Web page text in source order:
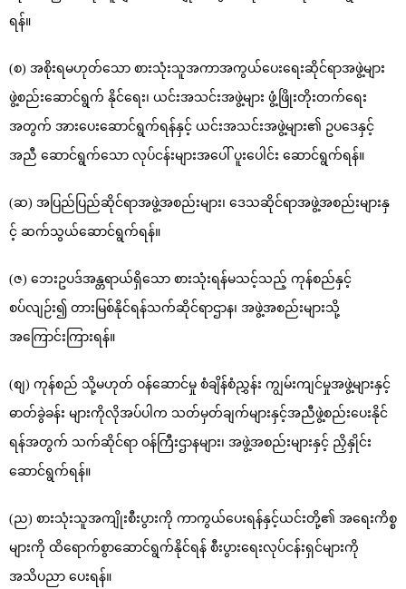
ရန်။
(စ) အစိုးရမဟုတ်သော စားသုံးသူအကာအကွယ်ပေးရေးဆိုင်ရာအဖွဲ့များ
ဖွဲ့စည်းဆောင်ရွက် နိုင်ရေး၊ ယင်းအသင်းအဖွဲ့များ ဖွံ့ဖြိုးတိုးတက်ရေး
အတွက် အားပေးဆောင်ရွက်ရန်နှင့် ယင်းအသင်းအဖွဲ့များ၏ ဥပဒေနှင့်
အညီ ဆောင်ရွက်သော လုပ်ငန်းများအပေါ် ပူးပေါင်း ဆောင်ရွက်ရန်။
(ဆ) အပြည်ပြည်ဆိုင်ရာအဖွဲ့အစည်းများ၊ ဒေသဆိုင်ရာအဖွဲ့အစည်းများနှ
င့် ဆက်သွယ်ဆောင်ရွက်ရန်။
(ဇ) ဘေးဥပဒ်အန္တရာယ်ရှိသော စားသုံးရန်မသင့်သည့် ကုန်စည်နှင့်
စပ်လျဉ်း၍ တားမြစ်နိုင်ရန်သက်ဆိုင်ရာဌာန၊ အဖွဲ့အစည်းများသို့
အကြောင်းကြားရန်။
(စျ) ကုန်စည် သို့မဟုတ် ဝန်ဆောင်မှု စံချိန်စံညွှန်း ကျွမ်းကျင်မှုအဖွဲ့များနှင့်
ဓာတ်ခွဲခန်း များကိုလိုအပ်ပါက သတ်မှတ်ချက်များနှင့်အညီဖွဲ့စည်းပေးနိုင်
ရန်အတွက် သက်ဆိုင်ရာ ဝန်ကြီးဌာနများ၊ အဖွဲ့အစည်းများနှင့် ညှိနှိုင်း
ဆောင်ရွက်ရန်။
(ည) စားသုံးသူအကျိုးစီးပွားကို ကာကွယ်ပေးရန်နှင့်ယင်းတို့၏ အရေးကိစ္စ
များကို ထိရောက်စွာဆောင်ရွက်နိုင်ရန် စီးပွားရေးလုပ်ငန်းရှင်များကို
အသိပညာ ပေးရန်။